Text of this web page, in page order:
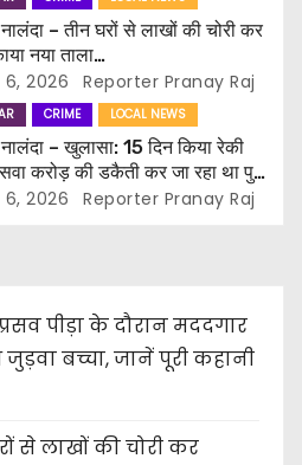
– तीन घरों से लाखों की चोरी कर
नया ताला…
6, 2026 Reporter Pranay Raj
CRIME LOCAL NEWS
– खुलासा: 15 दिन किया रेकी
करोड़ की डकैती कर जा रहा था पुण्य
मास्टरमाइंड संग चार जामताड़ा से
6, 2026 Reporter Pranay Raj
पीड़ा के दौरान मददगार
बच्चा, जानें पूरी कहानी
से लाखों की चोरी कर